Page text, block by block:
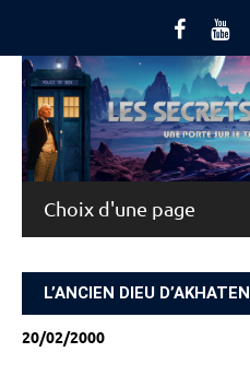
content
Main Menu
L’ANCIEN DIEU D’AKHATEN
20/02/2000